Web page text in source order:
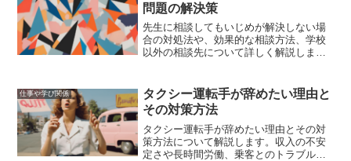
問題の解決策
先生に相談してもいじめが解決しない場
合の対処法や、効果的な相談方法、学校
以外の相談先について詳しく解説しま
す。
仕事や学び関係
タクシー運転手が辞めたい理由と
その対策方法
タクシー運転手が辞めたい理由とその対
策方法について解説します。収入の不安
定さや長時間労働、乗客とのトラブルな